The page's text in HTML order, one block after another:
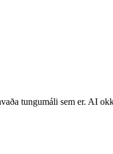
tungumáli sem er. AI